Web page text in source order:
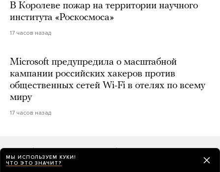
В Королеве пожар на территории научного
института «Роскосмоса»
17 часов назад
Microsoft предупредила о масштабной
кампании российских хакеров против
общественных сетей Wi-Fi в отелях по всему
миру
17 часов назад
Как будет выглядеть бюллетень
на выборах в Госдуму 2026 года
МЫ ИСПОЛЬЗУЕМ КУКИ!
ЧТО ЭТО ЗНАЧИТ?